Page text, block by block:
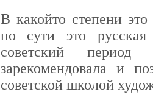
В какой­то степени
по сути это
советский
зарекомендовала и
советской школой